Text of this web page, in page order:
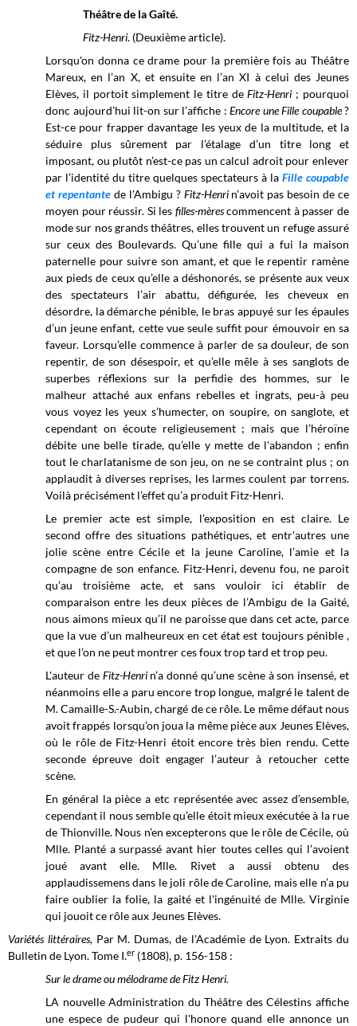
Théâtre de la Gaîté.
Fitz-Henri. (Deuxième article).
Lorsqu'on donna ce drame pour la première fois au Théâtre
Mareux, en l’an X, et ensuite en l’an XI à celui des Jeunes
Elèves, il portoit simplement le titre deFitz-Henri ; pourquoi
donc aujourd’hui lit-on sur l’affiche : Encore une Fille coupable?
Est-ce pour frapper davantage les yeux de la multitude, et la
séduire plus sûrement par l’étalage d’un titre long et
imposant, ou plutôt n’est-ce pas un calcul adroit pour enlever
par l’identité du titre quelques spectateurs à la Fille coupable
et repentantede l’Ambigu ? Fitz-Henrin’avoit pas besoin de ce
moyen pour réussir. Si les filles-mèrescommencent à passer de
mode sur nos grands théâtres, elles trouvent un refuge assuré
sur ceux des Boulevards. Qu’une fille qui a fui la maison
paternelle pour suivre son amant, et que le repentir ramène
aux pieds de ceux qu’elle a déshonorés, se présente aux veux
des spectateurs l’air abattu, défigurée, les cheveux en
désordre, la démarche pénible, le bras appuyé sur les épaules
d’un jeune enfant, cette vue seule suffit pour émouvoir en sa
faveur. Lorsqu’elle commence à parler de sa douleur, de son
repentir, de son désespoir, et qu’elle mêle à ses sanglots de
superbes réflexions sur la perfidie des hommes, sur le
malheur attaché aux enfans rebelles et ingrats, peu-à peu
vous voyez les yeux s’humecter, on soupire, on sanglote, et
cependant on écoute religieusement ; mais que l’héroïne
débite une belle tirade, qu’elle y mette de l'abandon ; enfin
tout le charlatanisme de son jeu, on ne se contraint plus ; on
applaudit à diverses reprises, les larmes coulent par torrens.
Voilà précisément l’effet qu’a produit Fitz-Henri.
Le premier acte est simple, l’exposition en est claire. Le
second offre des situations pathétiques, et entr'autres une
jolie scène entre Cécile et la jeune Caroline, l’amie et la
compagne de son enfance. Fitz-Henri, devenu fou, ne paroit
qu’au troisième acte, et sans vouloir ici établir de
comparaison entre les deux pièces de l’Ambigu de la Gaité,
nous aimons mieux qu’il ne paroisse que dans cet acte, parce
que la vue d’un malheureux en cet état est toujours pénible ,
et que l’on ne peut montrer ces foux trop tard et trop peu.
L'auteur de Fitz-Henrin’a donné qu’une scène à son insensé, et
néanmoins elle a paru encore trop longue, malgré le talent de
M. CamaiIle-S.-Aubin, chargé de ce rôle. Le même défaut nous
avoit frappés lorsqu’on joua la même pièce aux Jeunes Elèves,
où le rôle de Fitz-Henri étoit encore très bien rendu. Cette
seconde épreuve doit engager l’auteur à retoucher cette
scène.
En général la pièce a etc représentée avec assez d’ensemble,
cependant il nous semble qu’elle étoit mieux exécutée à la rue
de Thionville. Nous n’en excepterons que le rôle de Cécile, où
Mlle. Planté a surpassé avant hier toutes celles qui l’avoient
joué avant elle. Mlle. Rivet a aussi obtenu des
applaudissemens dans le joli rôle de Caroline, mais elle n’a pu
faire oublier la folie, la gaité et l'ingénuité de Mlle. Virginie
qui jouoit ce rôle aux Jeunes Elèves.
Variétés littéraires, Par M. Dumas, de l'Académie de Lyon. Extraits du
Bulletin de Lyon. Tome I.er (1808), p. 156-158 :
Sur le drame ou mélodrame de Fitz Henri.
LA nouvelle Administration du Théâtre des Célestins affiche
une espece de pudeur qui l'honore quand elle annonce un